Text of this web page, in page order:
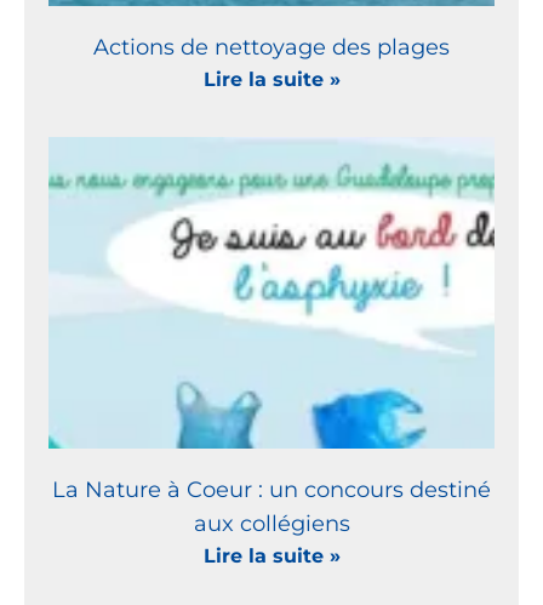
Actions de nettoyage des plages
Lire la suite »
La Nature à Coeur : un concours destiné
aux collégiens
Lire la suite »